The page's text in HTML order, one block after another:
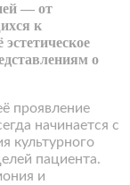
— от
к
о
проявление
начинается с
культурного
пациента.
и